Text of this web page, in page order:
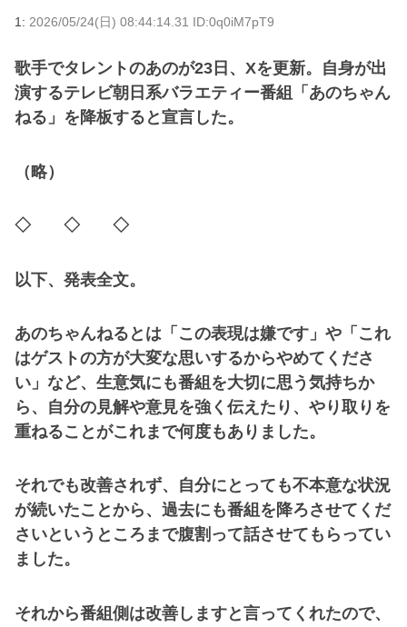
1: 2026/05/24(日) 08:44:14.31 ID:0q0iM7pT9
歌手でタレントのあのが23日、Xを更新。自身が出
演するテレビ朝日系バラエティー番組「あのちゃん
ねる」を降板すると宣言した。
（略）
◇ ◇ ◇
以下、発表全文。
あのちゃんねるとは「この表現は嫌です」や「これ
はゲストの方が大変な思いするからやめてくださ
い」など、生意気にも番組を大切に思う気持ちか
ら、自分の見解や意見を強く伝えたり、やり取りを
重ねることがこれまで何度もありました。
それでも改善されず、自分にとっても不本意な状況
が続いたことから、過去にも番組を降ろさせてくだ
さいというところまで腹割って話させてもらってい
ました。
それから番組側は改善しますと言ってくれたので、